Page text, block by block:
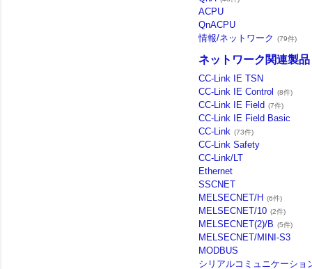
ACPU
QnACPU
情報/ネットワーク
(79件)
ネットワーク関連製品
CC-Link IE TSN
CC-Link IE Control
(8件)
CC-Link IE Field (7件)
CC-Link IE Field Basic
CC-Link (73件)
CC-Link Safety
CC-Link/LT
Ethernet
SSCNET
MELSECNET/H (6件)
MELSECNET/10 (2件)
MELSECNET(2)/B (5件)
MELSECNET/MINI-S3
MODBUS
シリアルコミュニケーショ